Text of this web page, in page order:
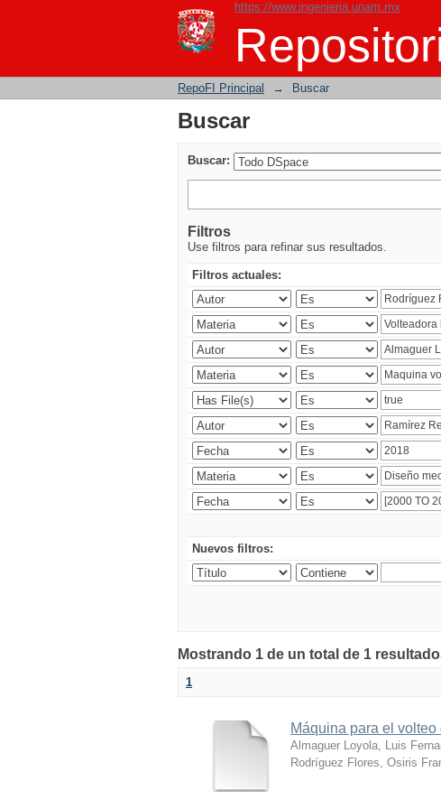
https://www.ingenieria.unam.mx
Buscar
RepoFI Principal → Buscar
Buscar
Buscar:
Filtros
Use filtros para refinar sus resultados.
Filtros actuales:
Nuevos filtros:
Mostrando 1 de un total de 1
1
Máquina para el
Almaguer Loyola, Luis
Rodríguez Flores, Osiris